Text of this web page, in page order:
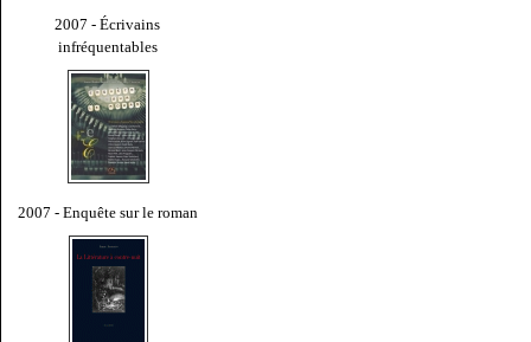
2007 - Écrivains
infréquentables
2007 - Enquête sur le roman